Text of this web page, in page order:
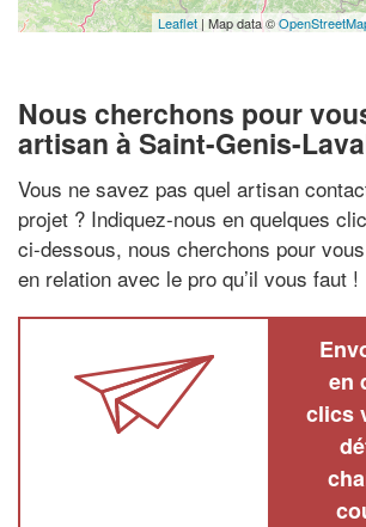
Leaflet | Map data ©
Nous cherchons pour
artisan à Saint-Genis-
Vous ne savez pas quel artisan
projet ? Indiquez-nous en quelques
ci-dessous, nous cherchons pour
en relation avec le pro qu’il vous faut !
en
clics